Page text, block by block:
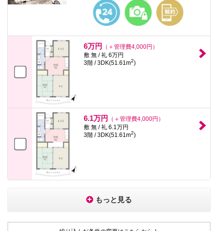
6万円
（＋管理費4,000円）
敷 無 / 礼 6万円
3階 / 3DK(51.61m2)
6.1万円
（＋管理費4,000円）
敷 無 / 礼 6.1万円
3階 / 3DK(51.61m2)
もっと見る